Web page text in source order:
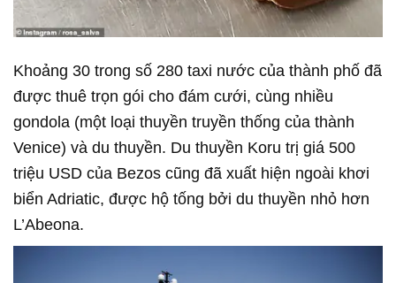
Khoảng 30 trong số 280 taxi nước của thành phố đã
được thuê trọn gói cho đám cưới, cùng nhiều
gondola (một loại thuyền truyền thống của thành
Venice) và du thuyền. Du thuyền Koru trị giá 500
triệu USD của Bezos cũng đã xuất hiện ngoài khơi
biển Adriatic, được hộ tống bởi du thuyền nhỏ hơn
L’Abeona.